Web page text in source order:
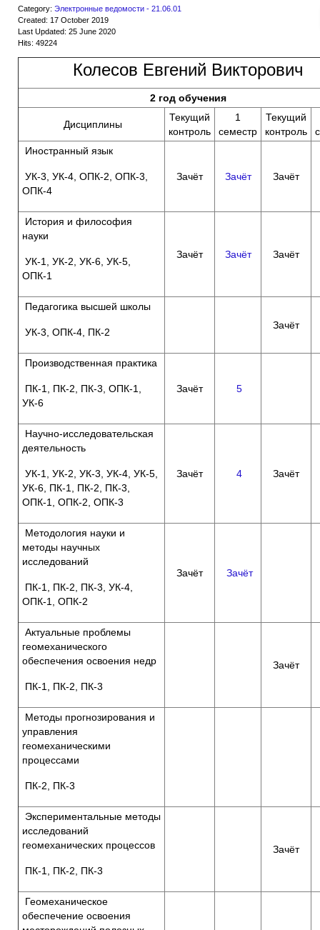
Category: Электронные ведомости - 21.06.01
Created: 17 October 2019
Last Updated: 25 June 2020
Hits: 49224
Колесов Евгений Викторович
2 год обучения
Дисциплины
Текущий
контроль
1
семестр
Текущий
контроль
Иностранный язык
УК-3, УК-4, ОПК-2, ОПК-3,
ОПК-4
Зачёт Зачёт Зачёт
История и философия
науки
УК-1, УК-2, УК-6, УК-5,
ОПК-1
Зачёт Зачёт Зачёт
Педагогика высшей школы
УК-3, ОПК-4, ПК-2
Зачёт
Производственная практика
ПК-1, ПК-2, ПК-3, ОПК-1,
УК-6
Зачёт 5
Научно-исследовательская
деятельность
УК-1, УК-2, УК-3, УК-4, УК-5,
УК-6, ПК-1, ПК-2, ПК-3,
ОПК-1, ОПК-2, ОПК-3
Зачёт 4 Зачёт
Методология науки и
методы научных
исследований
ПК-1, ПК-2, ПК-3, УК-4,
ОПК-1, ОПК-2
Зачёт Зачёт
Актуальные проблемы
геомеханического
обеспечения освоения недр
ПК-1, ПК-2, ПК-3
Зачёт
Методы прогнозирования и
управления
геомеханическими
процессами
ПК-2, ПК-3
Экспериментальные методы
исследований
геомеханических процессов
ПК-1, ПК-2, ПК-3
Зачёт
Геомеханическое
обеспечение освоения